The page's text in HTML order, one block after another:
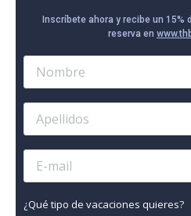
Inscríbete ahora y recibe un 15%
reserva en
¿Qué tipo de vacaciones quieres?